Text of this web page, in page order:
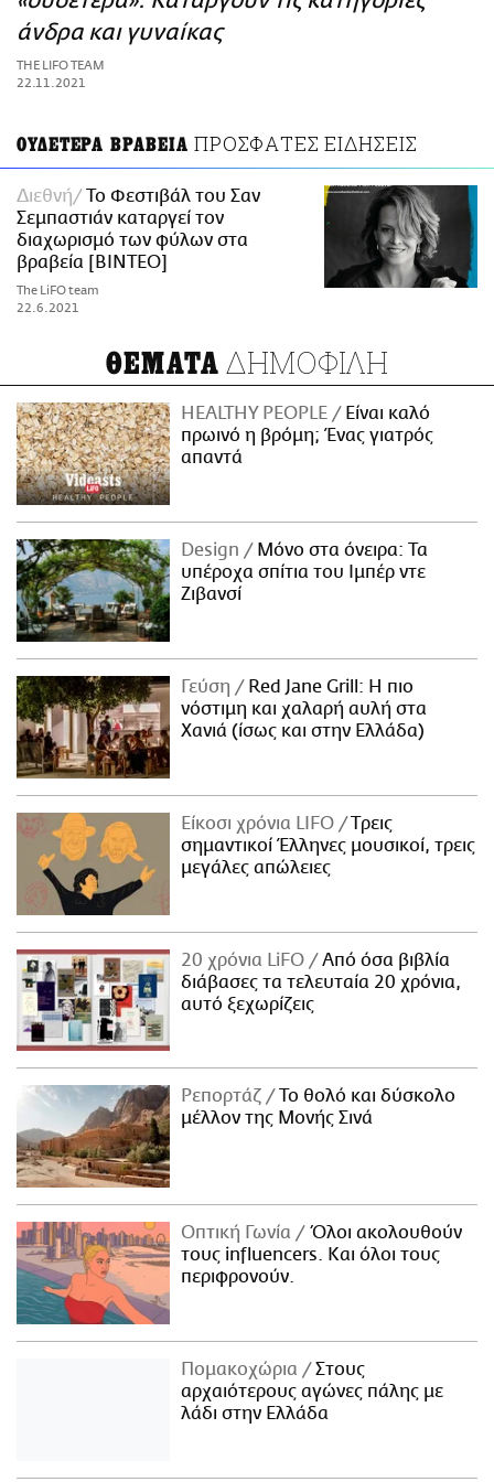
ΑΜΠΑ
PRINT
άνδρα και γυναίκας
THE LIFO TEAM
22.11.2021
ΟΥΔΕΤΕΡΑ ΒΡΑΒΕΙΑ ΠΡΟΣΦΑΤΕΣ ΕΙΔΗΣΕΙΣ
Διεθνή
To Φεστιβάλ του Σαν
Σεμπαστιάν καταργεί τον
διαχωρισμό των φύλων στα
βραβεία [ΒΙΝΤΕΟ]
The LiFO team
22.6.2021
ΘΕΜΑΤΑ ΔΗΜΟΦΙΛΗ
HEALTHY PEOPLE
Είναι καλό
πρωινό η βρόμη; Ένας γιατρός
απαντά
Design
Μόνο στα όνειρα: Τα
υπέροχα σπίτια του Ιμπέρ ντε
Ζιβανσί
Γεύση
Red Jane Grill: Η πιο
νόστιμη και χαλαρή αυλή στα
Χανιά (ίσως και στην Ελλάδα)
Είκοσι χρόνια LIFO
Tρεις
σημαντικοί Έλληνες μουσικοί, τρεις
μεγάλες απώλειες
20 χρόνια LiFO
Από όσα βιβλία
διάβασες τα τελευταία 20 χρόνια,
αυτό ξεχωρίζεις
Ρεπορτάζ
Το θολό και δύσκολο
μέλλον της Μονής Σινά
Οπτική Γωνία
Όλοι ακολουθούν
τους influencers. Και όλοι τους
περιφρονούν.
Πομακοχώρια
Στους
αρχαιότερους αγώνες πάλης με
λάδι στην Ελλάδα